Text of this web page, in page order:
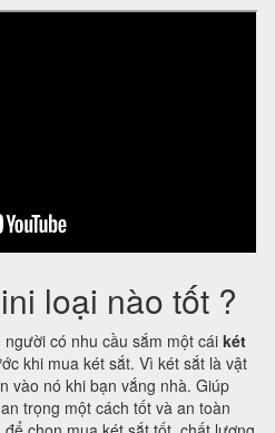
loại nào tốt ?
có nhu cầu sắm một cái két
khi mua két sắt. Vì két sắt là vật
vào nó khi bạn vắng nhà. Giúp
trọng một cách tốt và an toàn